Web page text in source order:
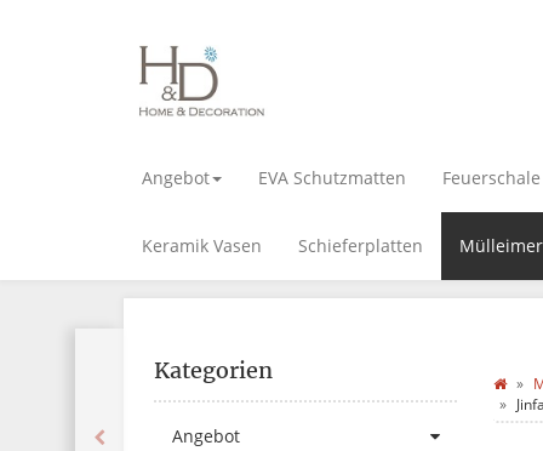
Angebot EVA Schutzmatten Feuerschale
Keramik Vasen Schieferplatten Mülleimer
Kategorien
Angebot